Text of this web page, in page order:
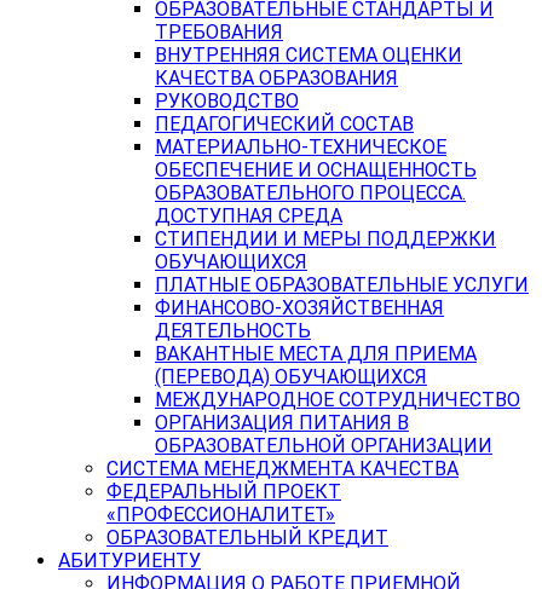
ОБРАЗОВАТЕЛЬНЫЕ СТАНДАРТЫ И
ТРЕБОВАНИЯ
ВНУТРЕННЯЯ СИСТЕМА ОЦЕНКИ
КАЧЕСТВА ОБРАЗОВАНИЯ
РУКОВОДСТВО
ПЕДАГОГИЧЕСКИЙ СОСТАВ
МАТЕРИАЛЬНО-ТЕХНИЧЕСКОЕ
ОБЕСПЕЧЕНИЕ И ОСНАЩЕННОСТЬ
ОБРАЗОВАТЕЛЬНОГО ПРОЦЕССА.
ДОСТУПНАЯ СРЕДА
СТИПЕНДИИ И МЕРЫ ПОДДЕРЖКИ
ОБУЧАЮЩИХСЯ
ПЛАТНЫЕ ОБРАЗОВАТЕЛЬНЫЕ УСЛУГИ
ФИНАНСОВО-ХОЗЯЙСТВЕННАЯ
ДЕЯТЕЛЬНОСТЬ
ВАКАНТНЫЕ МЕСТА ДЛЯ ПРИЕМА
(ПЕРЕВОДА) ОБУЧАЮЩИХСЯ
МЕЖДУНАРОДНОЕ СОТРУДНИЧЕСТВО
ОРГАНИЗАЦИЯ ПИТАНИЯ В
ОБРАЗОВАТЕЛЬНОЙ ОРГАНИЗАЦИИ
СИСТЕМА МЕНЕДЖМЕНТА КАЧЕСТВА
ФЕДЕРАЛЬНЫЙ ПРОЕКТ
«ПРОФЕССИОНАЛИТЕТ»
ОБРАЗОВАТЕЛЬНЫЙ КРЕДИТ
АБИТУРИЕНТУ
ИНФОРМАЦИЯ О РАБОТЕ ПРИЕМНОЙ